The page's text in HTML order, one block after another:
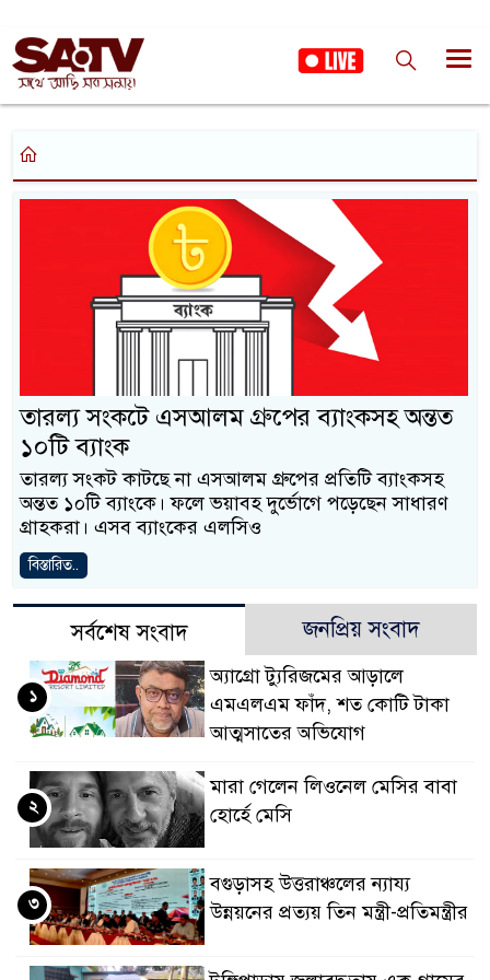
তারল্য সংকটে এসআলম গ্রুপের ব্যাংকসহ অন্তত
১০টি ব্যাংক
তারল্য সংকট কাটছে না এসআলম গ্রুপের প্রতিটি ব্যাংকসহ
অন্তত ১০টি ব্যাংকে। ফলে ভয়াবহ দুর্ভোগে পড়েছেন সাধারণ
গ্রাহকরা। এসব ব্যাংকের এলসিও
বিস্তারিত..
সর্বশেষ সংবাদ জনপ্রিয় সংবাদ
অ্যাগ্রো ট্যুরিজমের আড়ালে
এমএলএম ফাঁদ, শত কোটি টাকা
আত্মসাতের অভিযোগ
১
মারা গেলেন লিওনেল মেসির বাবা
হোর্হে মেসি
২
বগুড়াসহ উত্তরাঞ্চলের ন্যায্য
উন্নয়নের প্রত্যয় তিন মন্ত্রী-প্রতিমন্ত্রীর
৩